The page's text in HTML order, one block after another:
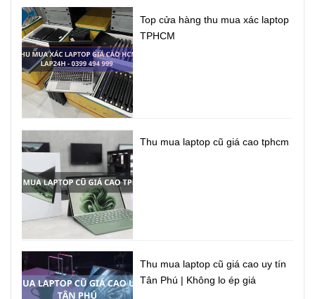
Top cửa hàng thu mua xác laptop
TPHCM
Thu mua laptop cũ giá cao tphcm
Thu mua laptop cũ giá cao uy tín
Tân Phú | Không lo ép giá